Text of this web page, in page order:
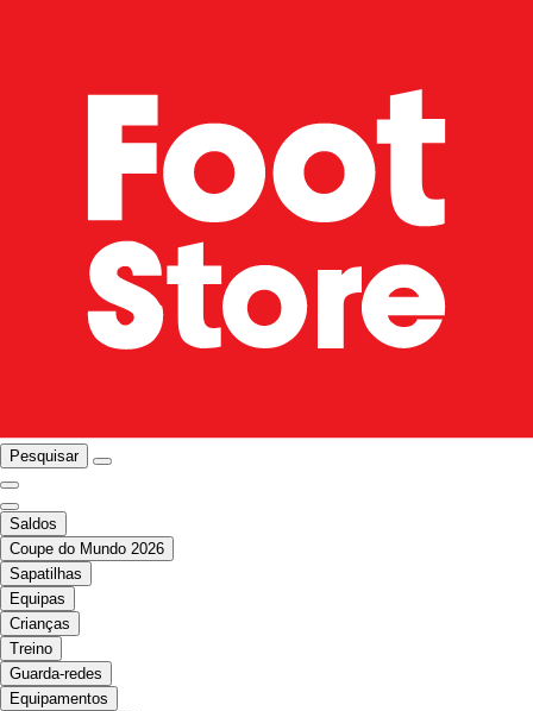
Pesquisar
Saldos
Coupe do Mundo 2026
Sapatilhas
Equipas
Crianças
Treino
Guarda-redes
Equipamentos